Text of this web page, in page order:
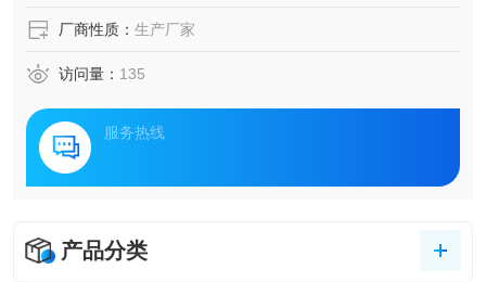
厂商性质： 生产厂家
访问量： 135
服务热线
产品分类